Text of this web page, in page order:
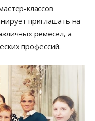
классов
приглашать на
ремёсел, а
профессий.